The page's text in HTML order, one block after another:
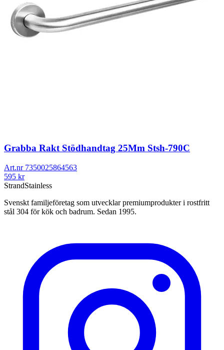
Grabba Rakt Stödhandtag 25Mm Stsh-790C
Art.nr 7350025864563
595 kr
StrandStainless
Svenskt familjeföretag som utvecklar premiumprodukter i rostfritt
stål 304 för kök och badrum. Sedan 1995.